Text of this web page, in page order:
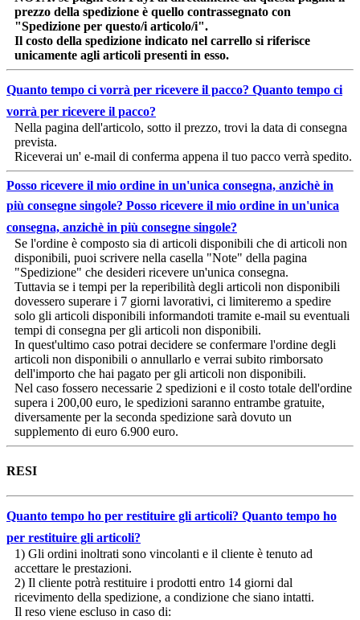
prezzo della spedizione è quello contrassegnato con
"Spedizione per questo/i articolo/i".
Il costo della spedizione indicato nel carrello si riferisce
unicamente agli articoli presenti in esso.
Quanto tempo ci vorrà per ricevere il pacco? Quanto tempo ci
vorrà per ricevere il pacco?
Nella pagina dell'articolo, sotto il prezzo, trovi la data di consegna
prevista.
Riceverai un' e-mail di conferma appena il tuo pacco verrà spedito.
Posso ricevere il mio ordine in un'unica consegna, anzichè in
più consegne singole? Posso ricevere il mio ordine in un'unica
consegna, anzichè in più consegne singole?
Se l'ordine è composto sia di articoli disponibili che di articoli non
disponibili, puoi scrivere nella casella "Note" della pagina
"Spedizione" che desideri ricevere un'unica consegna.
Tuttavia se i tempi per la reperibilità degli articoli non disponibili
dovessero superare i 7 giorni lavorativi, ci limiteremo a spedire
solo gli articoli disponibili informandoti tramite e-mail su eventuali
tempi di consegna per gli articoli non disponibili.
In quest'ultimo caso potrai decidere se confermare l'ordine degli
articoli non disponibili o annullarlo e verrai subito rimborsato
dell'importo che hai pagato per gli articoli non disponibili.
Nel caso fossero necessarie 2 spedizioni e il costo totale dell'ordine
supera i 200,00 euro, le spedizioni saranno entrambe gratuite,
diversamente per la seconda spedizione sarà dovuto un
supplemento di euro 6.900 euro.
RESI
Quanto tempo ho per restituire gli articoli? Quanto tempo ho
per restituire gli articoli?
1) Gli ordini inoltrati sono vincolanti e il cliente è tenuto ad
accettare le prestazioni.
2) Il cliente potrà restituire i prodotti entro 14 giorni dal
ricevimento della spedizione, a condizione che siano intatti.
Il reso viene escluso in caso di: